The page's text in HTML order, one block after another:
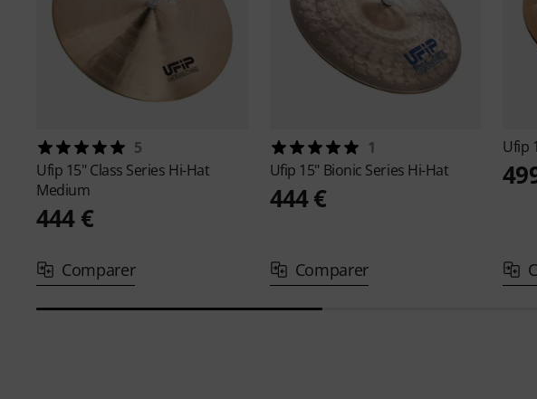
5
Ufip 15" Class Series Hi-Hat
Medium
444 €
Comparer
1
Ufip 15" Bionic Series Hi-Hat
444 €
Comparer
Ufip